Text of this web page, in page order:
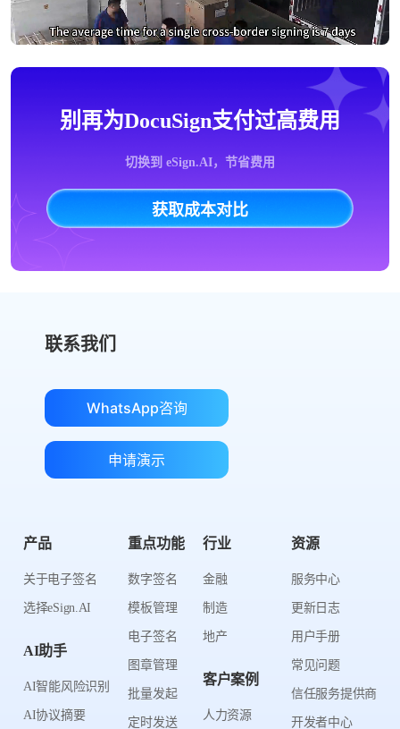
别再为DocuSign支付过高费用
切换到 eSign.AI，节省费用
获取成本对比
联系我们
WhatsApp咨询
申请演示
产品
关于电子签名
选择eSign.AI
AI助手
AI智能风险识别
AI协议摘要
重点功能
数字签名
模板管理
电子签名
图章管理
批量发起
定时发送
行业
金融
制造
地产
客户案例
人力资源
资源
服务中心
更新日志
用户手册
常见问题
信任服务提供商
开发者中心